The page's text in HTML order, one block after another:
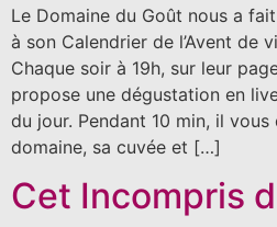
Le Domaine du Goût nous a
à son Calendrier de l’Avent de
Chaque soir à 19h, sur leur
propose une dégustation en
du jour. Pendant 10 min, il
domaine, sa cuvée et […]
Cet Incompris